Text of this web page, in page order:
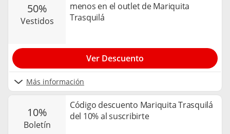
50%
vestidos
menos en el outlet de Mariquita
Trasquilá
Más información
Ver Descuento
10%
boletín
Código descuento Mariquita Trasquilá
del 10% al suscribirte